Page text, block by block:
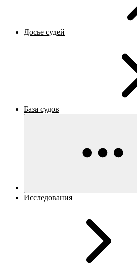
Досье судей
База судов
Исследования